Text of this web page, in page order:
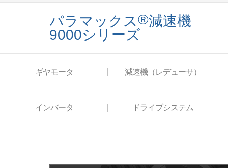
ー
パラマックス®減速機
9000シリーズ
ギヤモータ 減速機（レデューサ）
インバータ ドライブシステム